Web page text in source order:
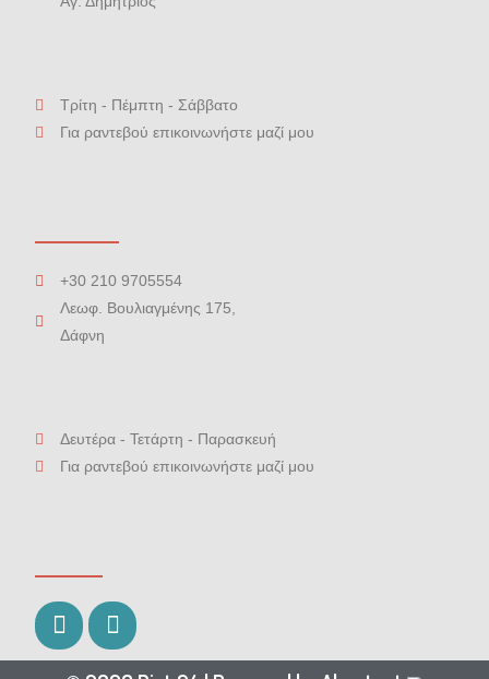
Τρίτη - Πέμπτη - Σάββατο
Για ραντεβού επικοινωνήστε μαζί μου
+30 210 9705554
Λεωφ. Βουλιαγμένης 175,
Δάφνη
Δευτέρα - Τετάρτη - Παρασκευή
Για ραντεβού επικοινωνήστε μαζί μου